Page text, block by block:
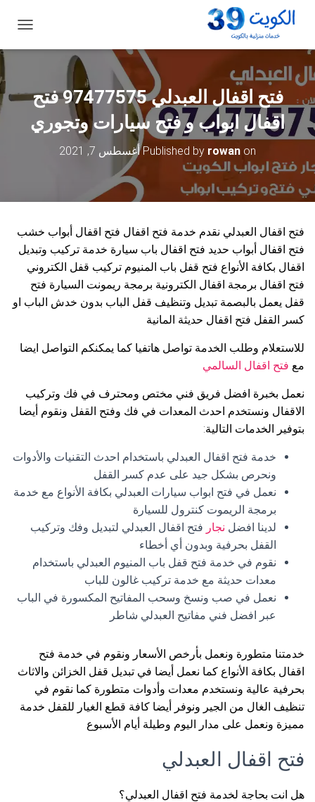
ب
ا
فتح اقفال العبدلي 97477575 فتح
اقفال ابواب و فتح سيارات وتجوري
Published by rowan on أغسطس 7, 2021
فتح اقفال العبدلي نقدم خدمة فتح اقفال فتح اقفال أبواب خشب
فتح اقفال أبواب حديد فتح اقفال باب سيارة خدمة تركيب وتبديل
اقفال بكافة الأنواع فتح قفل باب المنيوم تركيب قفل الكتروني
فتح اقفال برمجة اقفال الكترونية برمجة ريمونت السيارة فتح
قفل يعمل بالبصمة تبديل وتنظيف قفل الباب بدون خدش الباب او
كسر القفل فتح اقفال حديثة المانية
للاستعلام وطلب الخدمة تواصل هاتفيا كما يمكنكم التواصل ايضا
مع فتح اقفال السالمي
نعمل بخبرة افضل فريق فني مختص ومحترف في فك وتركيب
الاقفال ونستخدم احدث المعدات في فك وفتح القفل ونقوم أيضا
بتوفير الخدمات التالية:
خدمة فتح اقفال العبدلي باستخدام احدث التقنيات والأدوات
ونحرص بشكل جيد على عدم كسر القفل
نعمل في فتح ابواب سيارات العبدلي بكافة الأنواع مع خدمة
برمجة الريموت كنترول للسيارة
لدينا افضل نجار فتح اقفال العبدلي لتبديل وفك وتركيب
القفل بحرفية وبدون أي أخطاء
نقوم في خدمة فتح قفل باب المنيوم العبدلي باستخدام
معدات حديثة مع خدمة تركيب غالون للباب
نعمل في صب ونسخ وسحب المفاتيح المكسورة في الباب
عبر افضل فني مفاتيح العبدلي شاطر
خدمتنا متطورة ونعمل بأرخص الأسعار ونقوم في خدمة فتح
اقفال بكافة الأنواع كما نعمل أيضا في تبديل قفل الخزائن والاثاث
بحرفية عالية ونستخدم معدات وأدوات متطورة كما نقوم في
تنظيف الغال من الجير ونوفر أيضا كافة قطع الغيار للقفل خدمة
مميزة ونعمل على مدار اليوم وطيلة أيام الأسبوع
فتح اقفال العبدلي
هل انت بحاجة لخدمة فتح اقفال العبدلي؟